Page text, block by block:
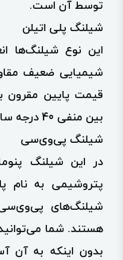
توسط آن است.
شیلنگ پلی اتیلن
این نوع شیلنگ‌ها
شیمیایی ضعیف
قیمت پایین مقرون
بین منفی 40 درجه سانتی‌گراد الی 100 درجه سانتی‌گراد است.
شیلنگ پی‌وی‌سی
در این شیلنگ
پتروشیمی به نام
شیلنگ‌های
هستند. شما
بدون اینکه به آن